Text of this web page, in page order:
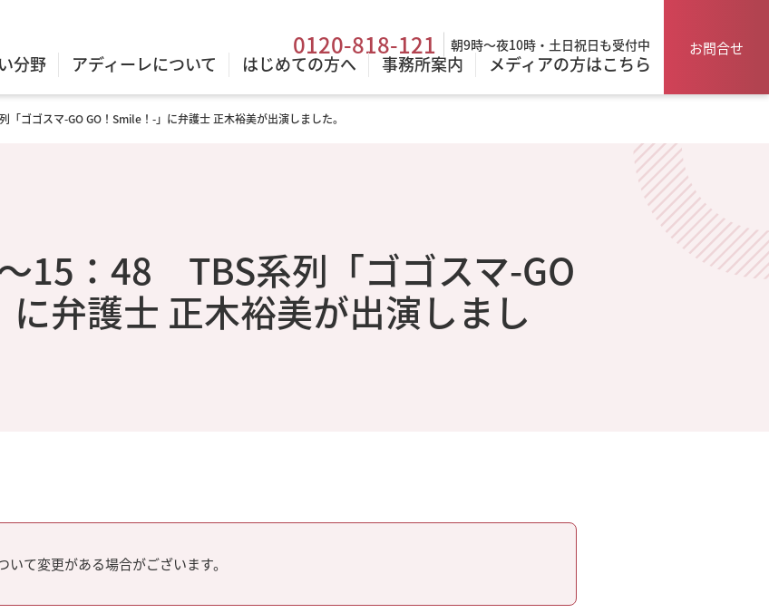
0120-818-121 朝9時～夜10時・土日祝日も受付中
分野 アディーレについて はじめての方へ 事務所案内 メディアの方はこちら
お問合せ
ゴスマ-GO GO！Smile！-」に弁護士 正木裕美が出演しました。
15：48 TBS系列「ゴゴスマ-GO
弁護士 正木裕美が出演しまし
て変更がある場合がございます。